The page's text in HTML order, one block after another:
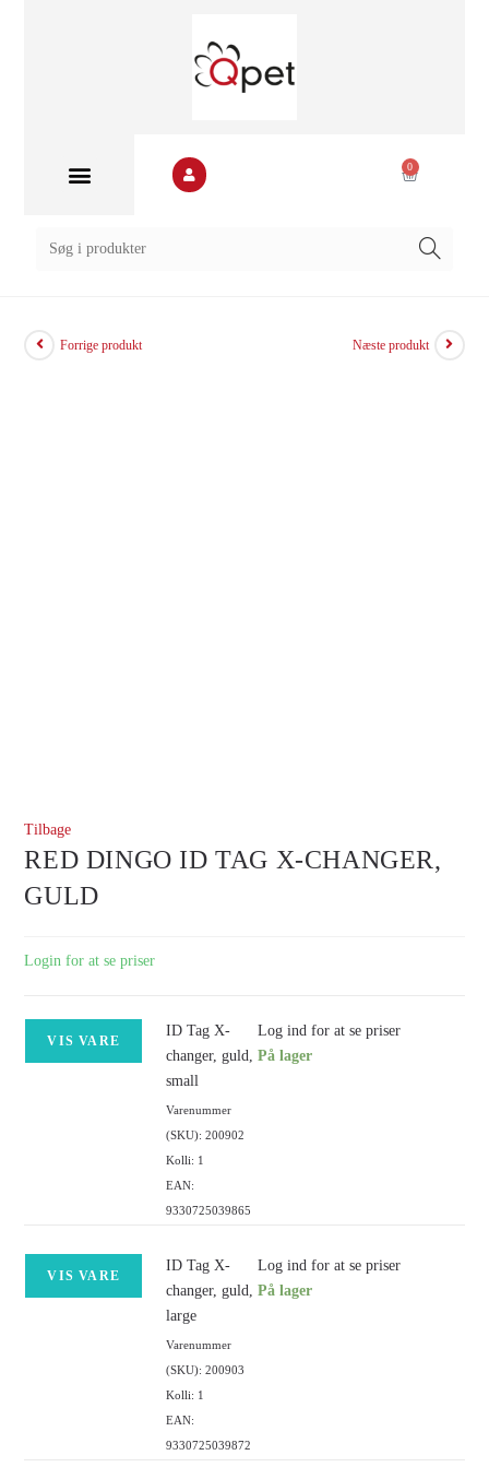
0
Forrige produkt Næste produkt
Tilbage
RED DINGO ID TAG X-CHANGER,
GULD
Login for at se priser
VIS VARE
ID Tag X-
changer, guld,
small
Varenummer
(SKU): 200902
Kolli: 1
EAN:
9330725039865
Log ind for at se priser
På lager
VIS VARE
ID Tag X-
changer, guld,
large
Varenummer
(SKU): 200903
Kolli: 1
EAN:
9330725039872
Log ind for at se priser
På lager